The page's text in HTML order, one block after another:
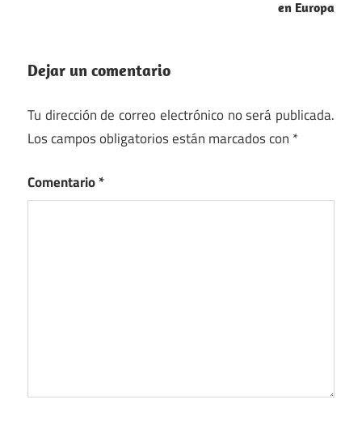
en Europa
Dejar un comentario
Tu dirección de correo electrónico no será publicada.
Los campos obligatorios están marcados con *
Comentario*